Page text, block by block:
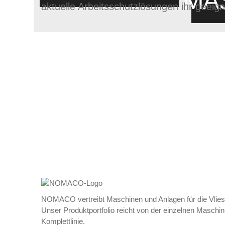
aktuelle Arbeitsschutzlösungen ihr
NOMACO vertreibt Maschinen und Anlagen für die
Unser Produktportfolio reicht von der einzelnen
Komplettlinie.